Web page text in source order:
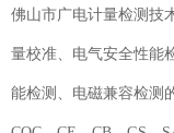
佛山市广电计量检测技
量校准、电气安全性能
能检测、电磁兼容检测